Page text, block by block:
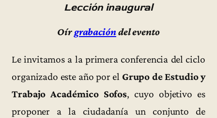
Lección inaugural
Oírgrabacióndel evento
Le invitamos a la primera conferencia del ciclo
organizado este año por el Grupo de Estudio y
Trabajo Académico Sofos, cuyo objetivo es
proponer a la ciudadanía un conjunto de